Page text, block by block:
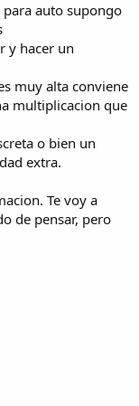
para auto supongo
y hacer un
muy alta conviene
multiplicacion que
o bien un
extra.
Te voy a
de pensar, pero